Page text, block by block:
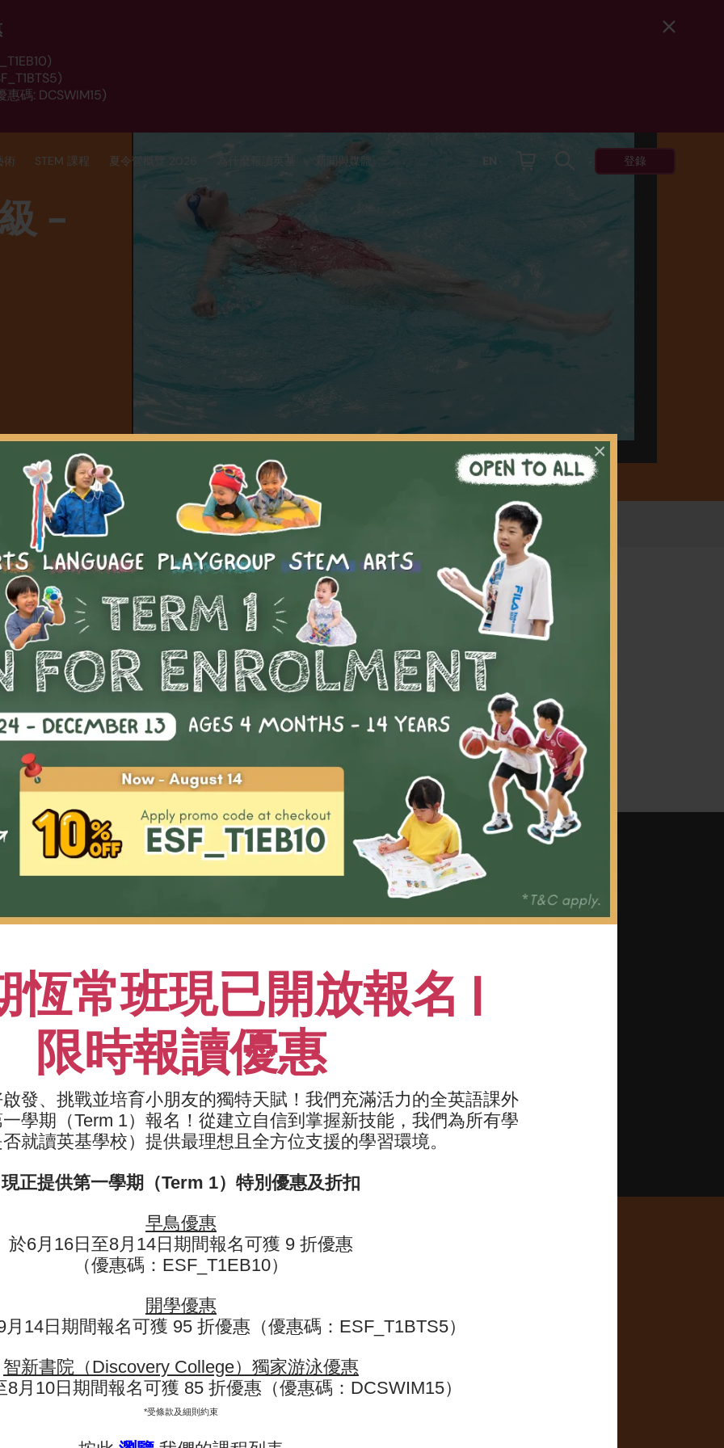
恆常班現已開放報名 |
限時報讀優惠
發、挑戰並培育小朋友的獨特天賦！我們充滿活力的全英語課外
學期（Term 1）報名！ 從建立自信到掌握新技能，我們為所有學
就讀英基學校）提供最理想且全方位支援的學習環境。
現正提供第一學期（Term 1）特別優惠及折扣
早鳥優惠
於6月16日至8月14日期間報名可獲 9 折優惠
（優惠碼：ESF_T1EB10）
開學優惠
14日期間報名可獲 95 折優惠（優惠碼：ESF_T1BTS5）
智新書院（Discovery College）獨家游泳優惠
月10日期間報名可獲 85 折優惠（優惠碼：DCSWIM15）
*受條款及細則約束
×
碼: DCSWIM15)
術 STEM 課程 夏令營概覽 2026 為什麼報讀英基 新聞與媒體 EN 登錄
-
課程介紹 重點及學習成果 要求 備註
課程介紹
永不算遲，本成人初班課程讓參加者有機會了解游泳的基本知識，幫
立信心及熟悉水性。我們為參與者提供私人或團體班，所有課程均於
02 習慣水中環境，並在水中浮起時維持舒適放鬆的姿勢
03 在自由式、蛙式及背泳中學習最少兩種泳姿的基本技巧
04 透過基本訓練，學習及掌握良好技術及有效的游泳技巧
05
06 提升自信心
我們將會根據學生的能力水平進行分組。 年齡組別僅作一般參
考。